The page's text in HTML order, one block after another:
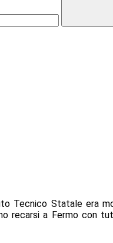
Tecnico Statale era
recarsi a Fermo con